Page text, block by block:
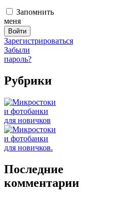
Запомнить
меня
Зарегистрироваться
Забыли
пароль?
Рубрики
Последние
комментарии